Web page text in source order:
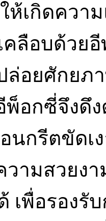
ห้เกิดควา
คลือบด้วย
ล่อยศักยภ
อกซี่จึงดึง
นกรีตขัดเ
ามสวยง
เพื่อรองรั